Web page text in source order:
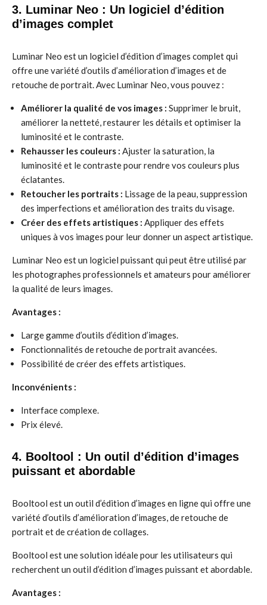
3. Luminar Neo : Un logiciel d’édition
d’images complet
Luminar Neo est un logiciel d’édition d’images complet qui
offre une variété d’outils d’amélioration d’images et de
retouche de portrait. Avec Luminar Neo, vous pouvez :
Améliorer la qualité de vos images : Supprimer le bruit,
améliorer la netteté, restaurer les détails et optimiser la
luminosité et le contraste.
Rehausser les couleurs : Ajuster la saturation, la
luminosité et le contraste pour rendre vos couleurs plus
éclatantes.
Retoucher les portraits : Lissage de la peau, suppression
des imperfections et amélioration des traits du visage.
Créer des effets artistiques : Appliquer des effets
uniques à vos images pour leur donner un aspect artistique.
Luminar Neo est un logiciel puissant qui peut être utilisé par
les photographes professionnels et amateurs pour améliorer
la qualité de leurs images.
Avantages :
Large gamme d’outils d’édition d’images.
Fonctionnalités de retouche de portrait avancées.
Possibilité de créer des effets artistiques.
Inconvénients :
Interface complexe.
Prix élevé.
4. Booltool : Un outil d’édition d’images
puissant et abordable
Booltool est un outil d’édition d’images en ligne qui offre une
variété d’outils d’amélioration d’images, de retouche de
portrait et de création de collages.
Booltool est une solution idéale pour les utilisateurs qui
recherchent un outil d’édition d’images puissant et abordable.
Avantages :